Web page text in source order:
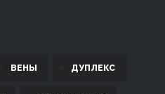
ВЕНЫ ДУПЛЕКС